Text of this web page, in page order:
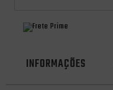
INFORMAÇÕES